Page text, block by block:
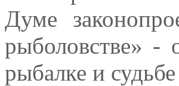
Думе
рыболовстве» -
рыбалке и